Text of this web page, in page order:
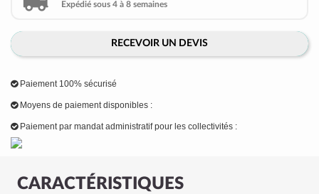
CARACTÉRISTIQUES
Expédié sous 4 à 8 semaines
RECEVOIR UN DEVIS
Paiement 100% sécurisé
Moyens de paiement disponibles :
Paiement par mandat administratif pour les collectivités :